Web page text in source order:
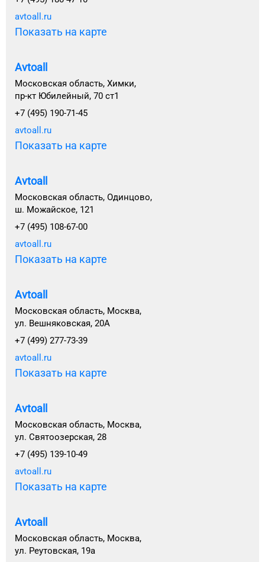
avtoall.ru
Показать на карте
Avtoall
Московская область, Химки,
пр-кт Юбилейный, 70 ст1
+7 (495) 190-71-45
avtoall.ru
Показать на карте
Avtoall
Московская область, Одинцово,
ш. Можайское, 121
+7 (495) 108-67-00
avtoall.ru
Показать на карте
Avtoall
Московская область, Москва,
ул. Вешняковская, 20А
+7 (499) 277-73-39
avtoall.ru
Показать на карте
Avtoall
Московская область, Москва,
ул. Святоозерская, 28
+7 (495) 139-10-49
avtoall.ru
Показать на карте
Avtoall
Московская область, Москва,
ул. Реутовская, 19а